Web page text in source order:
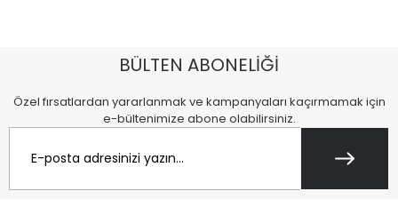
BÜLTEN ABONELİĞİ
Özel fırsatlardan yararlanmak ve kampanyaları kaçırmamak için
e-bültenimize abone olabilirsiniz.